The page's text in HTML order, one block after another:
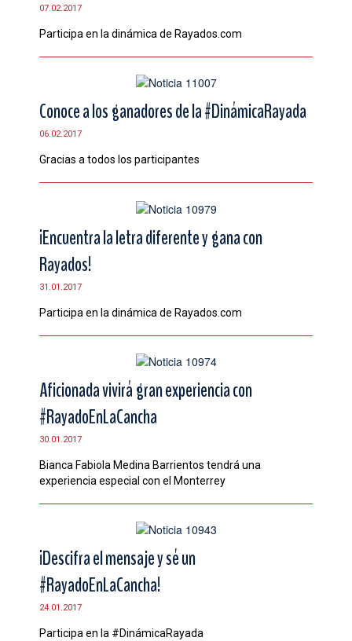
07.02.2017
Participa en la dinámica de Rayados.com
Conoce a los ganadores de la #DinámicaRayada
06.02.2017
Gracias a todos los participantes
¡Encuentra la letra diferente y gana con
Rayados!
31.01.2017
Participa en la dinámica de Rayados.com
Aficionada vivirá gran experiencia con
#RayadoEnLaCancha
30.01.2017
Bianca Fabiola Medina Barrientos tendrá una
experiencia especial con el Monterrey
¡Descifra el mensaje y sé un
#RayadoEnLaCancha!
24.01.2017
Participa en la #DinámicaRayada